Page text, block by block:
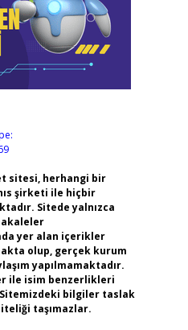
sitesi, herhangi bir
şirketi ile hiçbir
Sitede yalnızca
yer alan içerikler
olup, gerçek kurum
yapılmamaktadır.
ile isim benzerlikleri
bilgiler taslak
taşımazlar.